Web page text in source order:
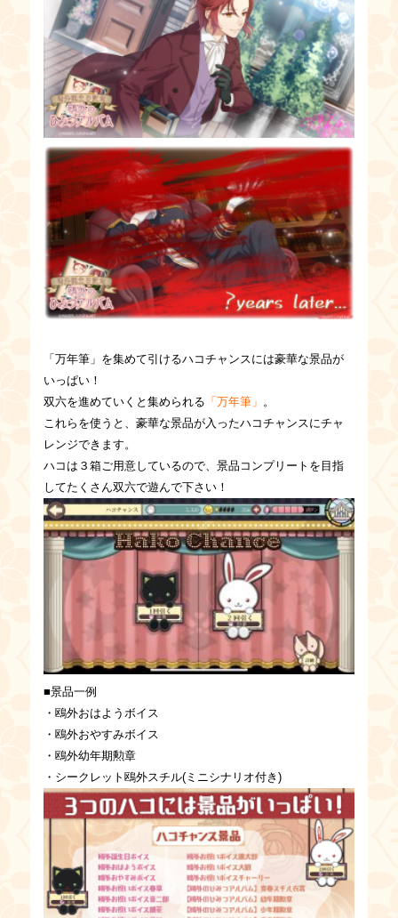
「万年筆」を集めて引けるハコチャンスには豪華な景品が
いっぱい！
双六を進めていくと集められる 「万年筆」 。
これらを使うと、豪華な景品が入ったハコチャンスにチャ
レンジできます。
ハコは３箱ご用意しているので、景品コンプリートを目指
してたくさん双六で遊んで下さい！
■景品一例
・鴎外おはようボイス
・鴎外おやすみボイス
・鴎外幼年期勲章
・シークレット鴎外スチル(ミニシナリオ付き)